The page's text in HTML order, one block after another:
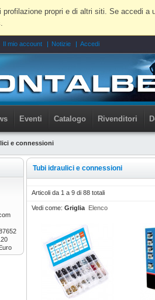
propri e di altri siti. Se accedi a
Il mio account Notizie Accedi
Eventi Catalogo Rivenditori
e connessioni
Tubi idraulici e connessioni
Articoli da 1 a 9 di 88 totali
Vedi come: Griglia Elenco